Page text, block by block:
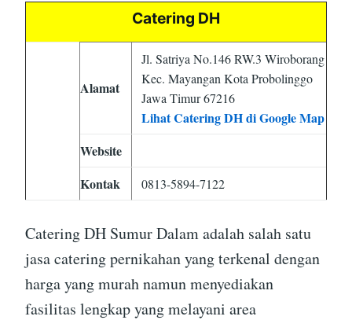
Catering DH
Alamat
Jl. Satriya No.146 RW.3 Wiroborang
Kec. Mayangan Kota Probolinggo
Jawa Timur 67216
Lihat Catering DH di Google Map
Website
Kontak
0813-5894-7122
Catering DH Sumur Dalam adalah salah satu
jasa catering pernikahan yang terkenal dengan
harga yang murah namun menyediakan
fasilitas lengkap yang melayani area